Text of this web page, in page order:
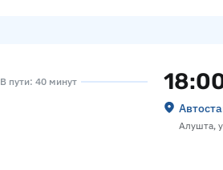
В пути: 40 минут
Алушта,